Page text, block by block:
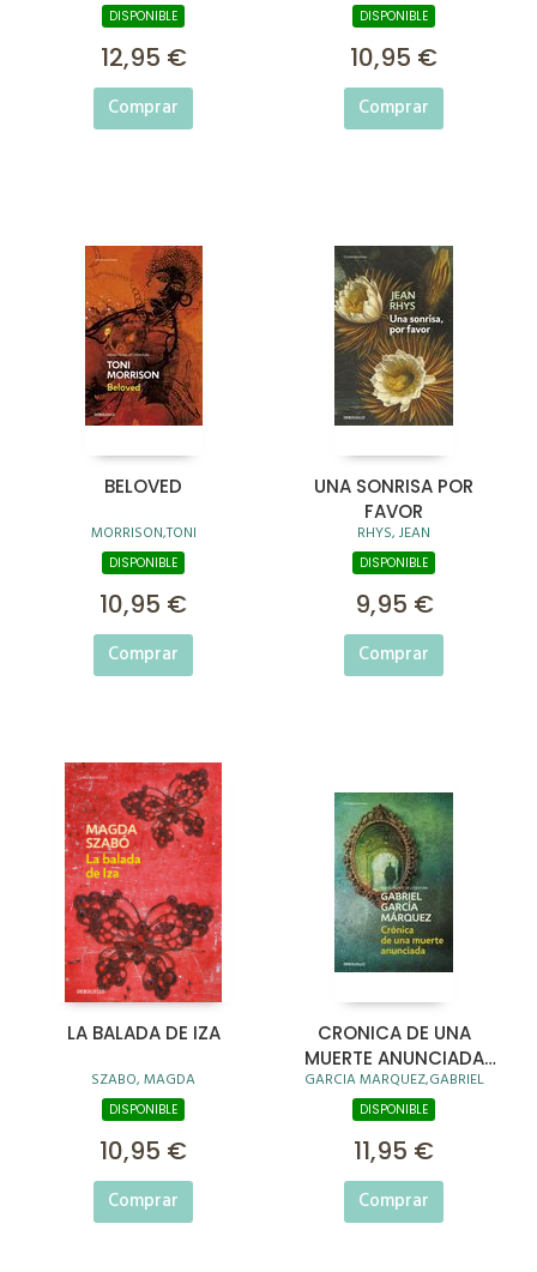
DISPONIBLE
12,95 €
Comprar
DISPONIBLE
10,95 €
Comprar
BELOVED
MORRISON,TONI
DISPONIBLE
10,95 €
Comprar
UNA SONRISA POR
FAVOR
RHYS, JEAN
DISPONIBLE
9,95 €
Comprar
LA BALADA DE IZA
SZABO, MAGDA
DISPONIBLE
10,95 €
Comprar
CRONICA DE UNA
MUERTE ANUNCIADA
(2009)
GARCIA MARQUEZ,GABRIEL
DISPONIBLE
11,95 €
Comprar